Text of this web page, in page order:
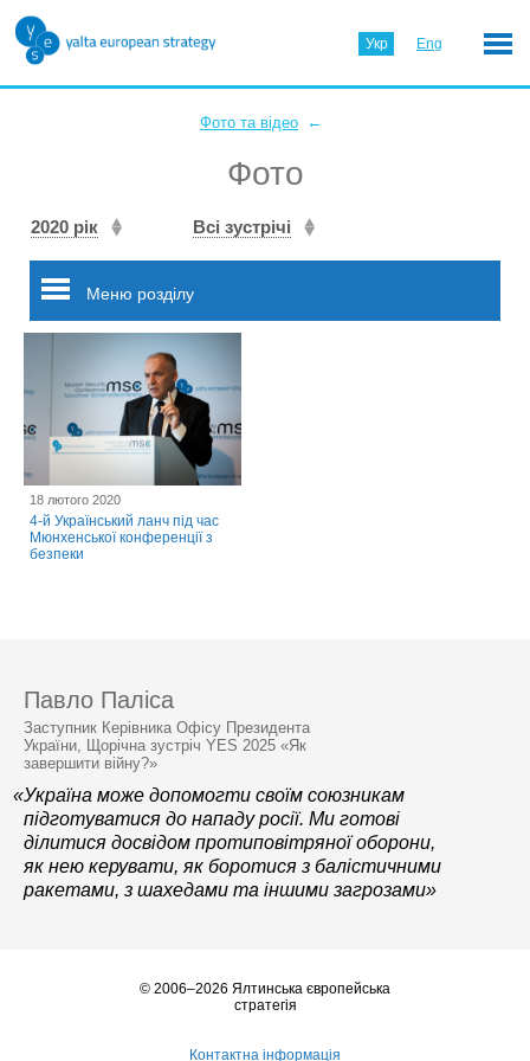
Укр Eng
Фото та відео ←
Фото
2020 рік Всі зустрічі
Меню розділу
18 лютого 2020
4-й Український ланч під час
Мюнхенської конференції з
безпеки
Павло Паліса
Заступник Керівника Офісу Президента
України, Щорічна зустріч YES 2025 «Як
завершити війну?»
«Україна може допомогти своїм союзникам
підготуватися до нападу росії. Ми готові
ділитися досвідом протиповітряної оборони,
як нею керувати, як боротися з балістичними
ракетами, з шахедами та іншими загрозами»
© 2006–2026 Ялтинська європейська
стратегія
Контактна інформація